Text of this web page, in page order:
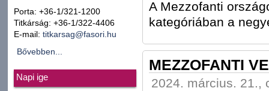
Porta: +36-1/321-1200
Titkárság: +36-1/322-4406
E-mail: titkarsag@fasori.hu
Bővebben...
Napi ige
A Mezzofanti
kategóriában a
MEZZOFANTI
2024. március. 21.,